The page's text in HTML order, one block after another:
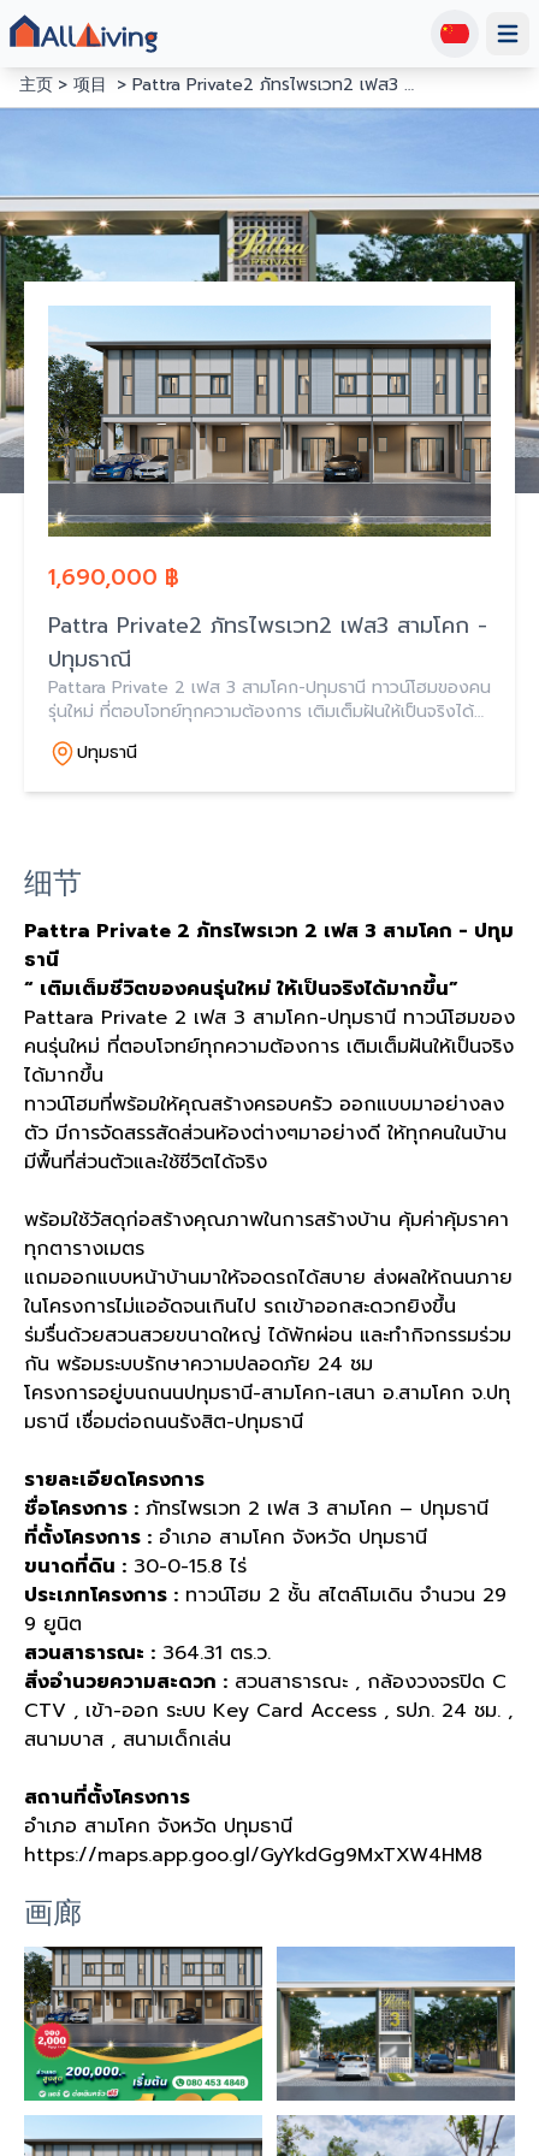
主页
项目 Pattra Private2 ภัทรไพรเวท2 เฟส3 สามโคก - ปทุมธาณี
1,690,000 ฿
Pattra Private2 ภัทรไพรเวท2 เฟส3 สามโคก -
ปทุมธาณี
Pattara Private 2 เฟส 3 สามโคก-ปทุมธานี ทาวน์โฮมของคน
รุ่นใหม่ ที่ตอบโจทย์ทุกความต้องการ เติมเต็มฝันให้เป็นจริงได้
มากขึ้น
ปทุมธานี
细节
Pattra Private 2 ภัทรไพรเวท 2 เฟส 3 สามโคก - ปทุม
ธานี
“ เติมเต็มชีวิตของคนรุ่นใหม่ ให้เป็นจริงได้มากขึ้น”
Pattara Private 2 เฟส 3 สามโคก-ปทุมธานี ทาวน์โฮมของ
คนรุ่นใหม่ ที่ตอบโจทย์ทุกความต้องการ เติมเต็มฝันให้เป็นจริง
ได้มากขึ้น
ทาวน์โฮมที่พร้อมให้คุณสร้างครอบครัว ออกแบบมาอย่างลง
ตัว มีการจัดสรรสัดส่วนห้องต่างๆมาอย่างดี ให้ทุกคนในบ้าน
มีพื้นที่ส่วนตัวและใช้ชีวิตได้จริง
พร้อมใช้วัสดุก่อสร้างคุณภาพในการสร้างบ้าน คุ้มค่าคุ้มราคา
ทุกตารางเมตร
แถมออกแบบหน้าบ้านมาให้จอดรถได้สบาย ส่งผลให้ถนนภาย
ในโครงการไม่แออัดจนเกินไป รถเข้าออกสะดวกยิงขึ้น
ร่มรื่นด้วยสวนสวยขนาดใหญ่ ได้พักผ่อน และทำกิจกรรมร่วม
กัน พร้อมระบบรักษาความปลอดภัย 24 ชม
โครงการอยู่บนถนนปทุมธานี-สามโคก-เสนา อ.สามโคก จ.ปทุ
มธานี เชื่อมต่อถนนรังสิต-ปทุมธานี
รายละเอียดโครงการ
ชื่อโครงการ : ภัทรไพรเวท 2 เฟส 3 สามโคก – ปทุมธานี
ที่ตั้งโครงการ : อำเภอ สามโคก จังหวัด ปทุมธานี
ขนาดที่ดิน : 30-0-15.8 ไร่
ประเภทโครงการ : ทาวน์โฮม 2 ชั้น สไตล์โมเดิน จำนวน 29
9 ยูนิต
สวนสาธารณะ : 364.31 ตร.ว.
สิ่งอำนวยความสะดวก : สวนสาธารณะ , กล้องวงจรปิด C
CTV , เข้า-ออก ระบบ Key Card Access , รปภ. 24 ชม. ,
สนามบาส , สนามเด็กเล่น
สถานที่ตั้งโครงการ
อำเภอ สามโคก จังหวัด ปทุมธานี
https://maps.app.goo.gl/GyYkdGg9MxTXW4HM8
画廊